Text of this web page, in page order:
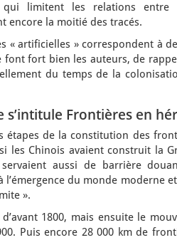
qui limitent les relations entre
encore la moitié des tracés.
« artificielles » correspondent à
font fort bien les auteurs, de
du temps de la
s’intitule Frontières en
étapes de la constitution des
les Chinois avaient construit la
aussi de barrière
du monde moderne
».
1800, mais ensuite le
Puis encore 28 000 km de